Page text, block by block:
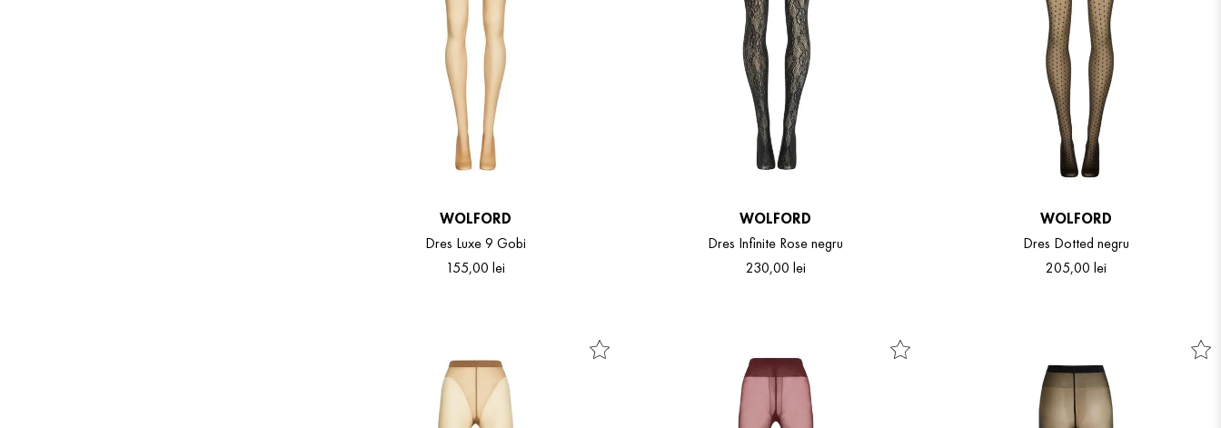
WOLFORD
Dres Luxe 9 Gobi
155,00 lei
WOLFORD
Dres Infinite Rose negru
230,00 lei
WOLFORD
Dres Dotted negru
205,00 lei